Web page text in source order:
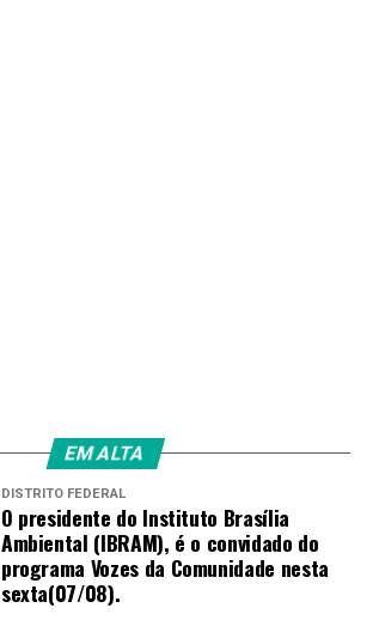
EM ALTA
DISTRITO FEDERAL
O presidente do Instituto Brasília
Ambiental (IBRAM), é o convidado do
programa Vozes da Comunidade nesta
sexta(07/08).